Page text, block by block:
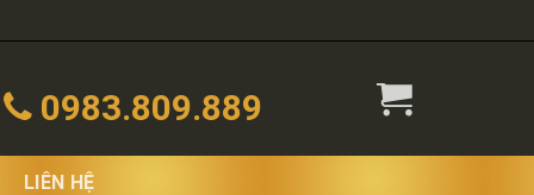
0983.809.889
LIÊN HỆ